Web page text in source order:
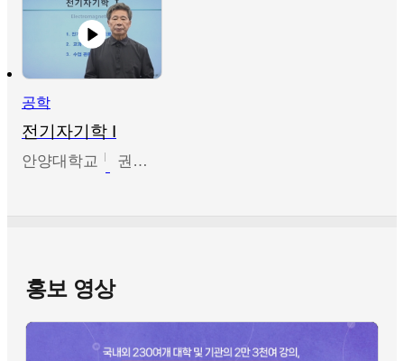
공학
전기자기학 I
안양대학교 권원현
홍보 영상